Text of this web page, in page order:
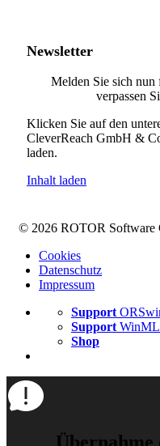
Newsletter
Melden Sie sich nun
verpassen
Klicken Sie auf den
CleverReach GmbH &
laden.
Inhalt laden
© 2026 ROTOR Software
Cookies
Datenschutz
Impressum
Support
Support
Shop